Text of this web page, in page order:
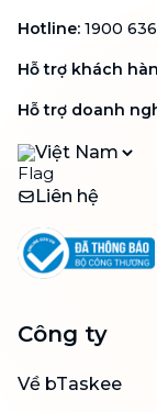
Hotline: 1900
Hỗ trợ khách
Hỗ trợ doanh
Việt Nam
Liên hệ
Công ty
Về bTaskee